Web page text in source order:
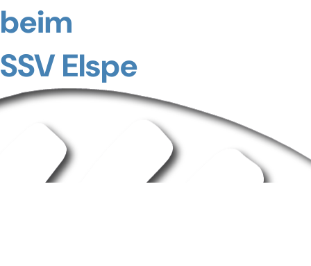
beim
SSV Elspe